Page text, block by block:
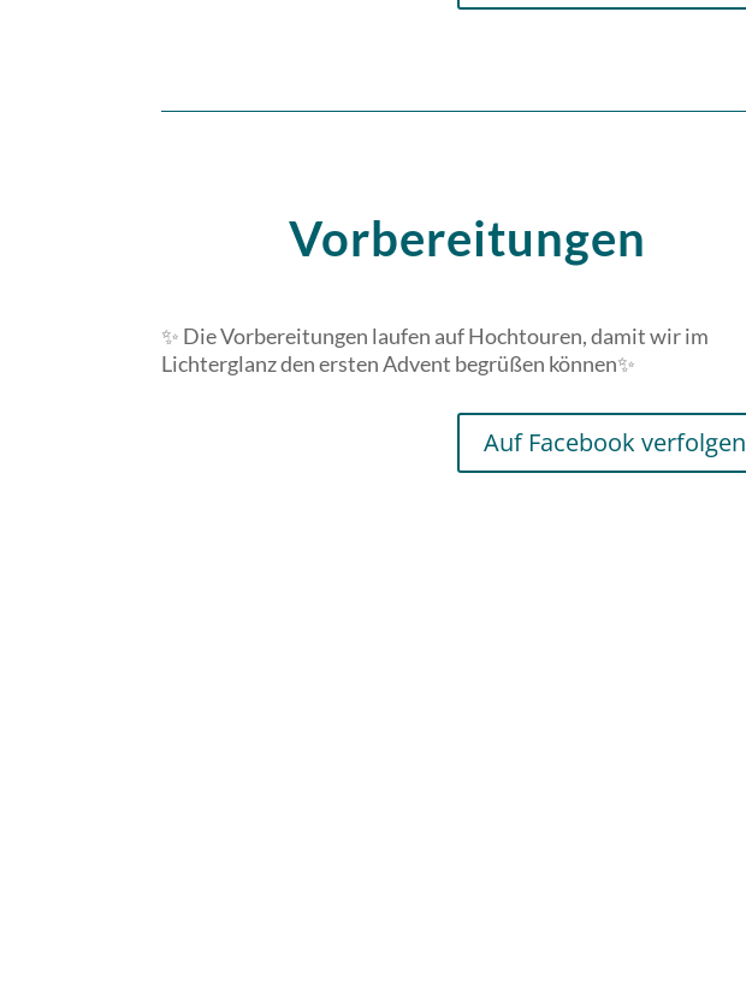
Vorbereitungen
✨ Die Vorbereitungen laufen auf Hochtouren, damit wir im
Lichterglanz den ersten Advent begrüßen können✨
Auf Facebook verfolgen